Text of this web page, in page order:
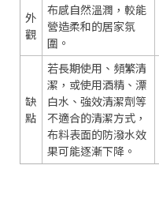
外
觀
布感自然溫潤，較能
營造柔和的居家氛
圍。
缺
點
若長期使用、頻繁清
潔，或使用酒精、漂
白水、強效清潔劑等
不適合的清潔方式，
布料表面的防潑水效
果可能逐漸下降。